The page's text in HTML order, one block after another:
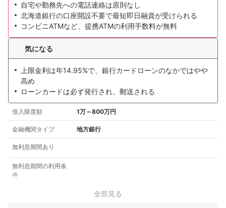
自宅や勤務先への電話連絡は原則なし
北海道銀行の口座開設不要で最短即日融資が受けられる
コンビニATMなど、提携ATMの利用手数料が無料
気になる
上限金利は年14.95%で、銀行カードローンのなかではやや
高め
ローンカードは必ず発行され、郵送される
借入限度額 1万～800万円
金融機関タイプ 地方銀行
無利息期間あり
無利息期間の利用条
件
全部見る